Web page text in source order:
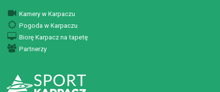
Kamery w Karpaczu
Pogoda w Karpaczu
Biorę Karpacz na tapetę
Partnerzy